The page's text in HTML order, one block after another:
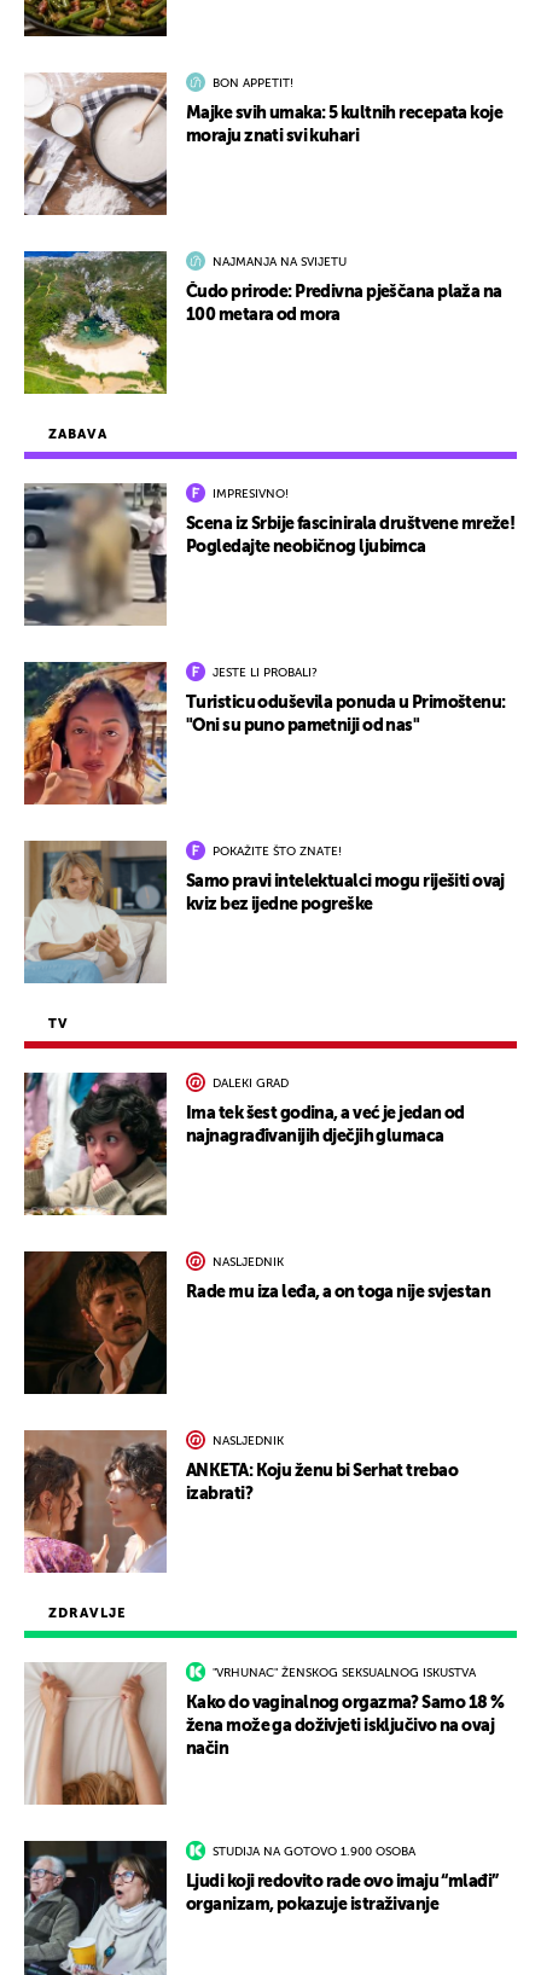
ZDRAVLJE
"VRHUNAC" ŽENSKOG SEKSUALNOG ISKUSTVA
Kako do vaginalnog orgazma? Samo 18 %
žena može ga doživjeti isključivo na ovaj
način
STUDIJA NA GOTOVO 1.900 OSOBA
Ljudi koji redovito rade ovo imaju “mlađi”
organizam, pokazuje istraživanje
ZABAVA
IMPRESIVNO!
Scena iz Srbije fascinirala društvene mreže!
Pogledajte neobičnog ljubimca
JESTE LI PROBALI?
Turisticu oduševila ponuda u Primoštenu:
"Oni su puno pametniji od nas"
POKAŽITE ŠTO ZNATE!
Samo pravi intelektualci mogu riješiti ovaj
kviz bez ijedne pogreške
TV
DALEKI GRAD
Ima tek šest godina, a već je jedan od
najnagrađivanijih dječjih glumaca
NASLJEDNIK
Rade mu iza leđa, a on toga nije svjestan
NASLJEDNIK
ANKETA: Koju ženu bi Serhat trebao
izabrati?
BON APPETIT!
Majke svih umaka: 5 kultnih recepata koje
moraju znati svi kuhari
NAJMANJA NA SVIJETU
Čudo prirode: Predivna pješčana plaža na
100 metara od mora